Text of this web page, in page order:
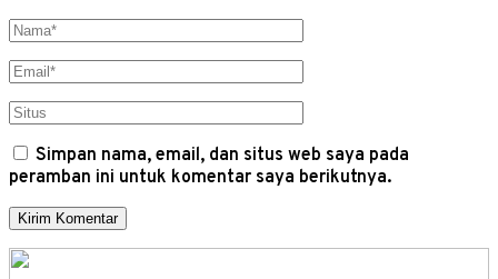
Simpan nama, email, dan situs web saya pada
peramban ini untuk komentar saya berikutnya.